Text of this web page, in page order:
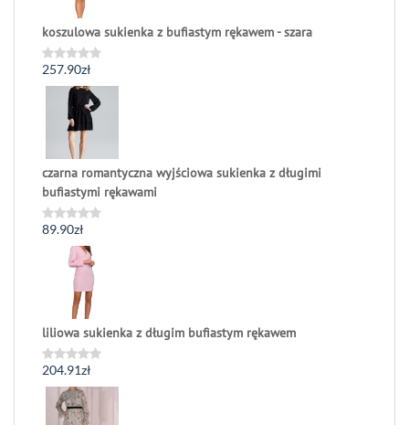
koszulowa sukienka z bufiastym rękawem - szara
Oceniono
0
257.90zł
czarna romantyczna wyjściowa sukienka z długimi
bufiastymi rękawami
Oceniono
89.90zł
liliowa sukienka z długim bufiastym rękawem
Oceniono
0
204.91zł